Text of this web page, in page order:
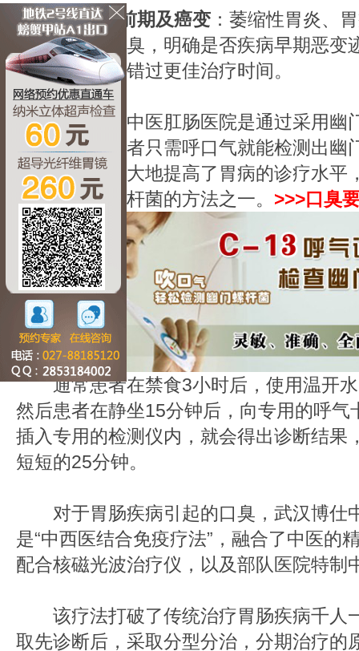
4、癌变前期及癌变 ：萎缩性胃炎、
不同程度的口臭，明确是否疾病早期恶
医院检查避免错过更佳治疗时间。
武汉博仕中医肛肠医院是通过采用幽
者做检查，患者只需呼口气就能检测出幽
染的数量，极大地提高了胃病的诊疗水平
种检测幽门螺杆菌的方法之一。 >>>口臭
通常患者在禁食3小时后，使用温开水
然后患者在静坐15分钟后，向专用的呼气
插入专用的检测仪内，就会得出诊断结果
短短的25分钟。
对于胃肠疾病引起的口臭，武汉博仕
是“中西医结合免疫疗法”，融合了中医的
配合核磁光波治疗仪，以及部队医院特制
该疗法打破了传统治疗胃肠疾病千人
取先诊断后，采取分型分治，分期治疗的